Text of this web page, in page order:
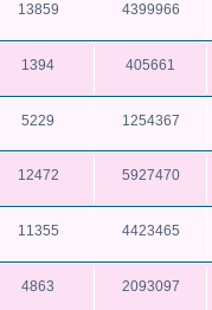
13859 4399966
1394 405661
5229 1254367
12472 5927470
11355 4423465
4863 2093097